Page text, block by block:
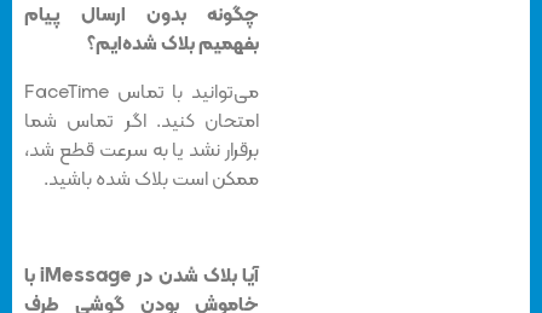
چگونه بدون ارسال پیام
بفهمیم بلاک شده‌ایم؟
می‌توانید با تماس FaceTime
امتحان کنید. اگر تماس شما
برقرار نشد یا به سرعت قطع شد،
ممکن است بلاک شده باشید.
آیا بلاک شدن در iMessage با
خاموش بودن گوشی طرف